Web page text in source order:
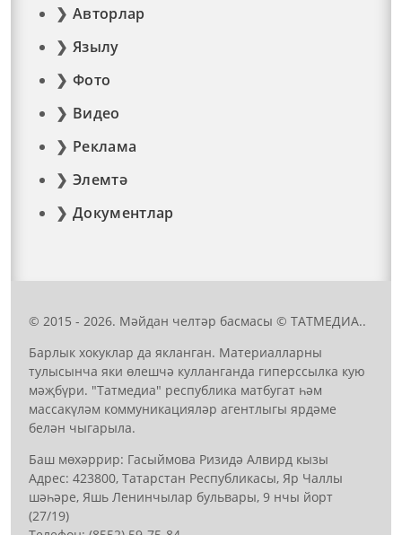
Авторлар
Язылу
Фото
Видео
Реклама
Элемтә
Документлар
© 2015 - 2026. Мәйдан челтәр басмасы © ТАТМЕДИА..
Барлык хокуклар да якланган. Материалларны
тулысынча яки өлешчә кулланганда гиперссылка кую
мәҗбүри. "Татмедиа" республика матбугат һәм
массакүләм коммуникацияләр агентлыгы ярдәме
белән чыгарыла.
Баш мөхәррир: Гасыймова Ризидә Алвирд кызы
Адрес: 423800, Татарстан Республикасы, Яр Чаллы
шәһәре, Яшь Ленинчылар бульвары, 9 нчы йорт
(27/19)